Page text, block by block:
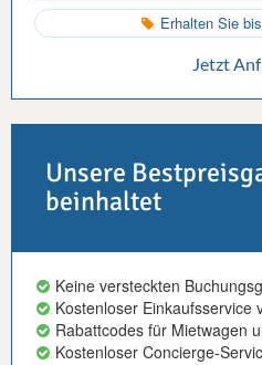
Erhalten Sie
Jetzt
Unsere
beinhaltet
Keine versteckten
Kostenloser Einkaufsservice
Rabattcodes für Mietwagen
Kostenloser Concierge-